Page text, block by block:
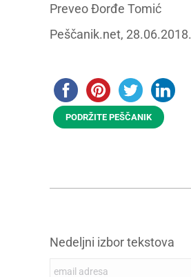
Preveo Đorđe Tomić
Peščanik.net, 28.06.2018.
PODRŽITE PEŠČANIK
Nedeljni izbor tekstova